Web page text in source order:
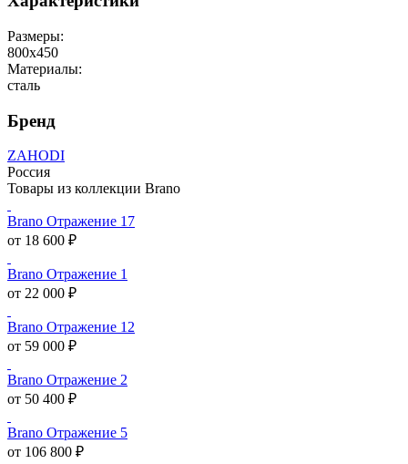
Размеры:
800x450
Материалы:
сталь
Бренд
ZAHODI
Россия
Товары из коллекции Brano
Brano Отражение 17
от 18 600 ₽
Brano Отражение 1
от 22 000 ₽
Brano Отражение 12
от 59 000 ₽
Brano Отражение 2
от 50 400 ₽
Brano Отражение 5
от 106 800 ₽